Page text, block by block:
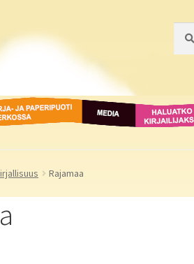
ja
verkossa
Media
Haluatko
kirjailijaksi?
Rajamaa